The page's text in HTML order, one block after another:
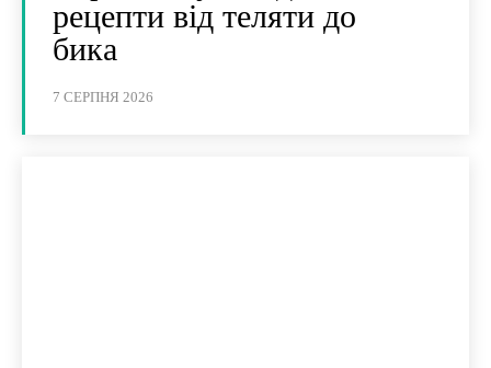
рецепти від теляти до
бика
7 СЕРПНЯ 2026